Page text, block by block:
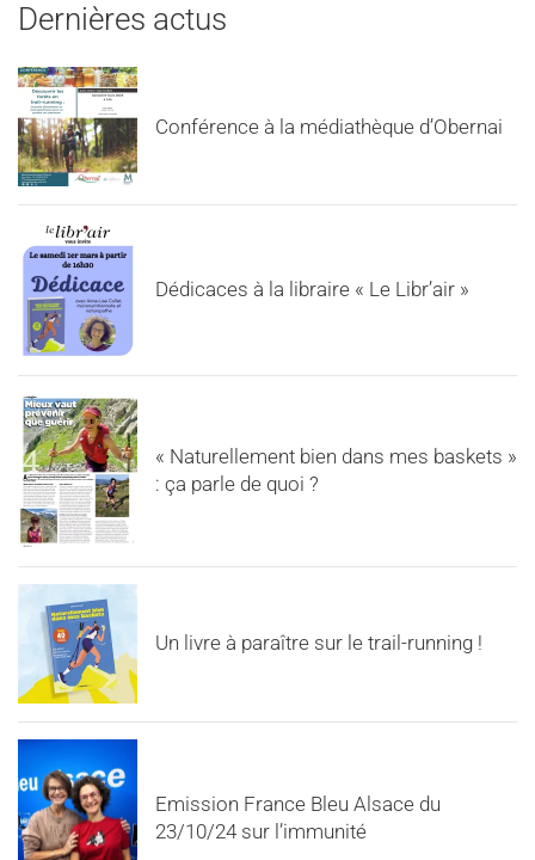
Dernières actus
Conférence à la médiathèque d’Obernai
Dédicaces à la libraire « Le Libr’air »
« Naturellement bien dans mes baskets »
: ça parle de quoi ?
Un livre à paraître sur le trail-running !
Emission France Bleu Alsace du
23/10/24 sur l’immunité